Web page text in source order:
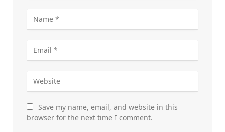
Save my name, email, and website in this
browser for the next time I comment.